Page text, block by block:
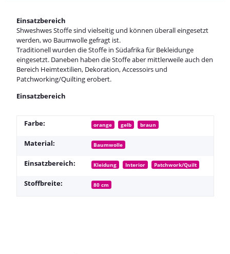
Einsatzbereich
Shweshwes Stoffe sind vielseitig und können überall eingesetzt
werden, wo Baumwolle gefragt ist.
Traditionell wurden die Stoffe in Südafrika für Bekleidunge
eingesetzt. Daneben haben die Stoffe aber mittlerweile auch den
Bereich Heimtextilien, Dekoration, Accessoirs und
Patchworking/Quilting erobert.
Einsatzbereich
Farbe: orange gelb braun
Material: Baumwolle
Einsatzbereich: Kleidung Interior Patchwork/Quilt
Stoffbreite: 80 cm